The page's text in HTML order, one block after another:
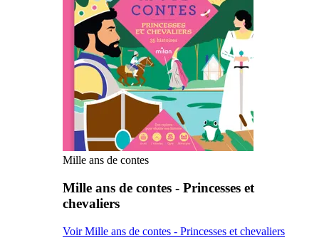
Mille ans de contes
Mille ans de contes - Princesses et
chevaliers
Voir Mille ans de contes - Princesses et chevaliers